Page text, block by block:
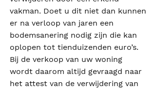
vakman. Doet u dit niet dan kunnen
er na verloop van jaren een
bodemsanering nodig zijn die kan
oplopen tot tienduizenden euro’s.
Bij de verkoop van uw woning
wordt daarom altijd gevraagd naar
het attest van de verwijdering van